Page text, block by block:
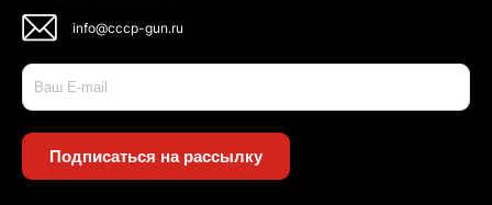
info@cccp-gun.ru
Подписаться на рассылку